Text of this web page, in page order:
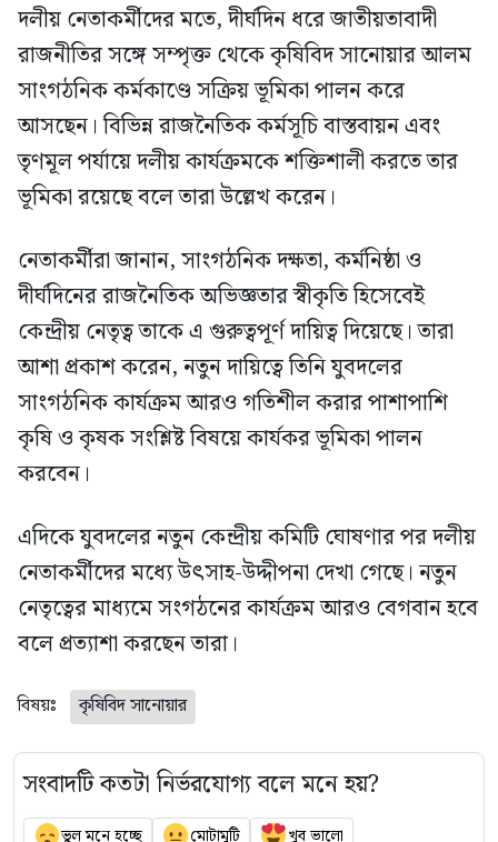
দলীয় নেতাকর্মীদের মতে, দীর্ঘদিন ধরে জাতীয়তাবাদী
রাজনীতির সঙ্গে সম্পৃক্ত থেকে কৃষিবিদ সানোয়ার আলম
সাংগঠনিক কর্মকাণ্ডে সক্রিয় ভূমিকা পালন করে
আসছেন। বিভিন্ন রাজনৈতিক কর্মসূচি বাস্তবায়ন এবং
তৃণমূল পর্যায়ে দলীয় কার্যক্রমকে শক্তিশালী করতে তার
ভূমিকা রয়েছে বলে তারা উল্লেখ করেন।
নেতাকর্মীরা জানান, সাংগঠনিক দক্ষতা, কর্মনিষ্ঠা ও
দীর্ঘদিনের রাজনৈতিক অভিজ্ঞতার স্বীকৃতি হিসেবেই
কেন্দ্রীয় নেতৃত্ব তাকে এ গুরুত্বপূর্ণ দায়িত্ব দিয়েছে। তারা
আশা প্রকাশ করেন, নতুন দায়িত্বে তিনি যুবদলের
সাংগঠনিক কার্যক্রম আরও গতিশীল করার পাশাপাশি
কৃষি ও কৃষক সংশ্লিষ্ট বিষয়ে কার্যকর ভূমিকা পালন
করবেন।
এদিকে যুবদলের নতুন কেন্দ্রীয় কমিটি ঘোষণার পর দলীয়
নেতাকর্মীদের মধ্যে উৎসাহ-উদ্দীপনা দেখা গেছে। নতুন
নেতৃত্বের মাধ্যমে সংগঠনের কার্যক্রম আরও বেগবান হবে
বলে প্রত্যাশা করছেন তারা।
বিষয়ঃ কৃষিবিদ সানোয়ার
সংবাদটি কতটা নির্ভরযোগ্য বলে মনে হয়?
ভুল মনে হচ্ছে মোটামুটি খুব ভালো